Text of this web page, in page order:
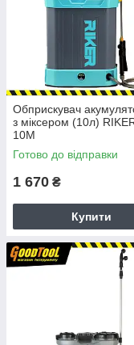
Обприскувач
з міксером (10л)
10M
Готово до відправки
1 670 ₴
Купити